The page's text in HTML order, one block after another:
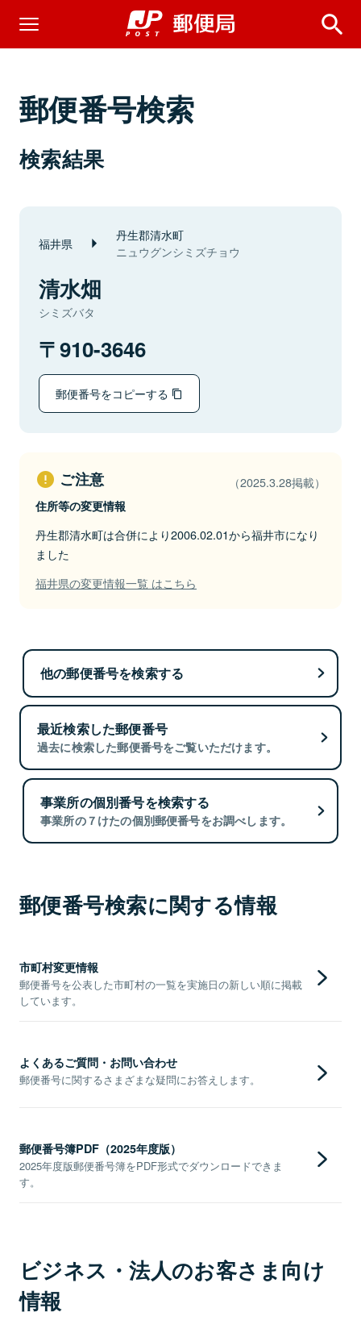
郵便番号検索
検索結果
福井県 丹生郡清水町
ニュウグンシミズチョウ
清水畑
シミズバタ
910-3646
郵便番号をコピーする
ご注意 （2025.3.28掲載）
住所等の変更情報
丹生郡清水町は合併により2006.02.01から福井市になり
ました
福井県の変更情報一覧 はこちら
他の郵便番号を検索する
最近検索した郵便番号
過去に検索した郵便番号をご覧いただけます。
事業所の個別番号を検索する
事業所の７けたの個別郵便番号をお調べします。
郵便番号検索に関する情報
市町村変更情報
郵便番号を公表した市町村の一覧を実施日の新しい順に掲載
しています。
よくあるご質問・お問い合わせ
郵便番号に関するさまざまな疑問にお答えします。
郵便番号簿PDF（2025年度版）
2025年度版郵便番号簿をPDF形式でダウンロードできま
す。
ビジネス・法人のお客さま向け
情報